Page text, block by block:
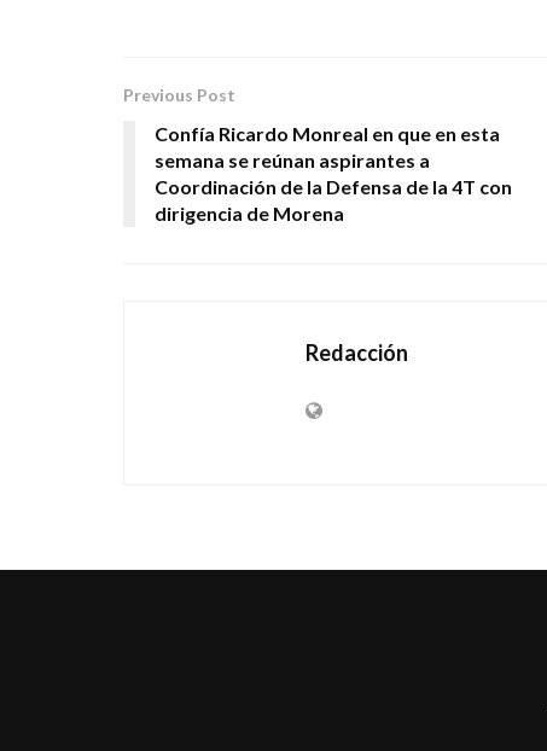
Previous Post
Confía Ricardo Monreal en que en esta
semana se reúnan aspirantes a
Coordinación de la Defensa de la 4T con
dirigencia de Morena
Redacción